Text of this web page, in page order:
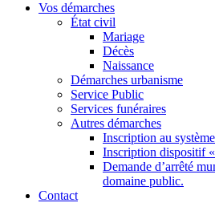
Vos démarches
État civil
Mariage
Décès
Naissance
Démarches urbanisme
Service Public
Services funéraires
Autres démarches
Inscription au
Inscription dispositif
Demande d’arrêté
domaine public.
Contact